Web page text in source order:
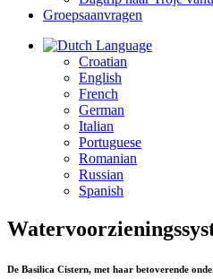
Groepsaanvragen
Language
Croatian
English
French
German
Italian
Portuguese
Romanian
Russian
Spanish
De Basilica Cistern, met haar betoverende